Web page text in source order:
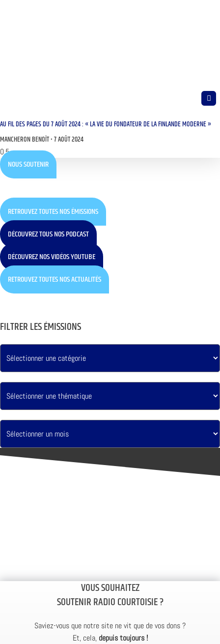
AU FIL DES PAGES DU 7 AOÛT 2024 : « LA VIE DU FONDATEUR DE LA FINLANDE MODERNE »
MANCHERON BENOÎT 7 AOÛT 2024
NOUS SOUTENIR
RETROUVEZ TOUTES NOS ÉMISSIONS
DÉCOUVREZ TOUS NOS PODCAST
DÉCOUVREZ NOS VIDÉOS YOUTUBE
RETROUVEZ TOUTES NOS ACTUALITÉS
FILTRER LES ÉMISSIONS
VOUS SOUHAITEZ
SOUTENIR RADIO COURTOISIE ?
Saviez-vous que notre site ne vit que de vos dons ?
Et, cela, depuis toujours !